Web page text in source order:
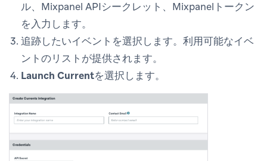
ル、Mixpanel APIシークレット、Mixpanelトークン
を入力します。
追跡したいイベントを選択します。利用可能なイベ
ントのリストが提供されます。
Launch Currentを選択します。